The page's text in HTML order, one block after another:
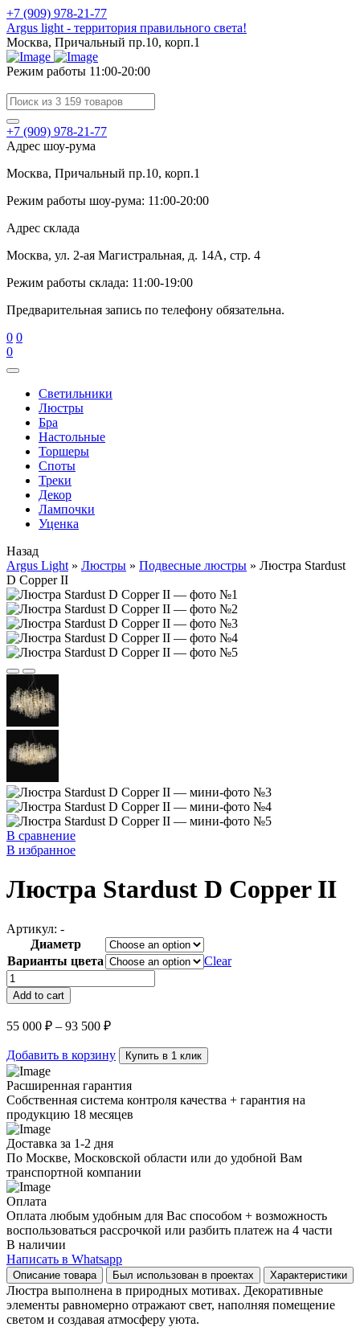
+7 (909) 978-21-77
Argus light - территория правильного света!
Москва, Причальный пр.10, корп.1
Режим работы 11:00-20:00
+7 (909) 978-21-77
Адрес шоу-рума
Москва, Причальный пр.10, корп.1
Режим работы шоу-рума: 11:00-20:00
Адрес склада
Москва, ул. 2-ая Магистральная, д. 14А, стр. 4
Режим работы склада: 11:00-19:00
Предварительная запись по телефону обязательна.
0 0
0
Cветильники
Люстры
Бра
Настольные
Торшеры
Споты
Треки
Декор
Лампочки
Уценка
Назад
Argus Light » Люстры » Подвесные люстры » Люстра Stardust
D Copper II
В сравнение
В избранное
Люстра Stardust D Copper II
Артикул: -
Диаметр
Варианты цвета
Clear
Люстра
Stardust
D
Copper
II
quantity
Add to cart
55 000 ₽ – 93 500 ₽
Добавить в корзину Купить в 1 клик
Расширенная гарантия
Собственная система контроля качества + гарантия на
продукцию 18 месяцев
Доставка за 1-2 дня
По Москве, Московской области или до удобной Вам
транспортной компании
Оплата
Оплата любым удобным для Вас способом + возможность
воспользоваться рассрочкой или разбить платеж на 4 части
В наличии
Написать в Whatsapp
Описание товара Был использован в проектах Характеристики
Люстра выполнена в природных мотивах. Декоративные
элементы равномерно отражают свет, наполняя помещение
светом и создавая атмосферу уюта.